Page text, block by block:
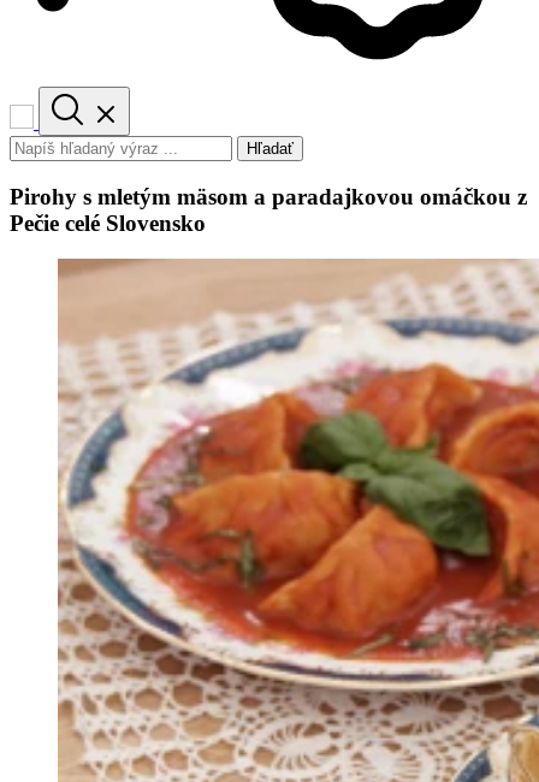
Hľadať
Pirohy s mletým mäsom a paradajkovou omáčkou z
Pečie celé Slovensko